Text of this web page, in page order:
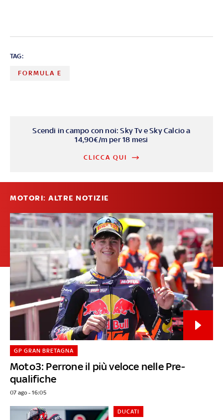
TAG:
FORMULA E
Scendi in campo con noi: Sky Tv e Sky Calcio a
14,90€/m per 18 mesi
CLICCA QUI
MOTORI: ALTRE NOTIZIE
Moto3: Perrone il più veloce nelle Pre-
qualifiche
GP GRAN BRETAGNA
07 ago - 16:05
DUCATI